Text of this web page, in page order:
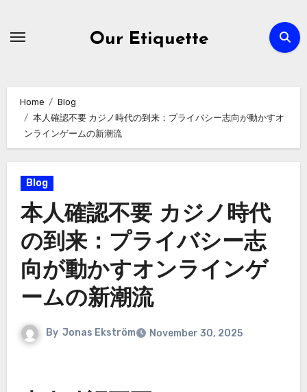
Our Etiquette
Home
Blog
本人確認不要 カジノ時代の到来：プライバシー志向が動かすオ
ンラインゲームの新潮流
Blog
本人確認不要 カジノ時代
の到来：プライバシー志
向が動かすオンラインゲ
ームの新潮流
By Jonas Ekström November 30, 2025